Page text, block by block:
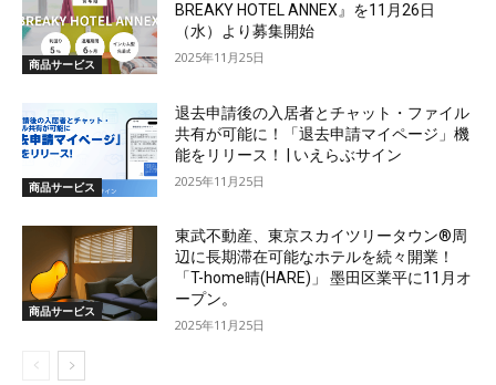
商品サービス
BREAKY HOTEL ANNEX』を11月26日
（水）より募集開始
2025年11月25日
商品サービス
退去申請後の入居者とチャット・ファイル
共有が可能に！「退去申請マイページ」機
能をリリース！ | いえらぶサイン
2025年11月25日
商品サービス
東武不動産、東京スカイツリータウン®周
辺に長期滞在可能なホテルを続々開業！
「T-home晴(HARE)」 墨田区業平に11月オ
ープン。
2025年11月25日